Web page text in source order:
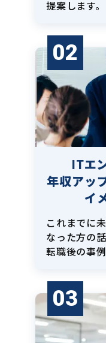
提案します。
02
ITエ
年収アッ
イ
これまでに
なった方の
転職後の事
03